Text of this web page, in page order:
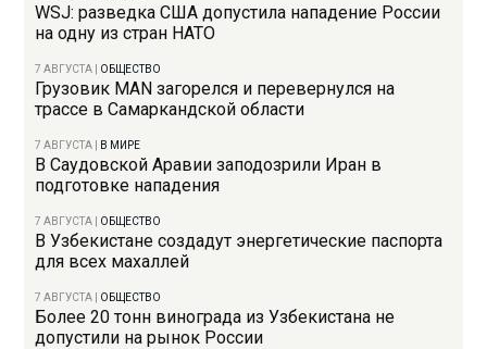
WSJ: разведка США допустила нападение России
на одну из стран НАТО
7 АВГУСТА ОБЩЕСТВО
Грузовик MAN загорелся и перевернулся на
трассе в Самаркандской области
7 АВГУСТА В МИРЕ
В Саудовской Аравии заподозрили Иран в
подготовке нападения
7 АВГУСТА ОБЩЕСТВО
В Узбекистане создадут энергетические паспорта
для всех махаллей
7 АВГУСТА ОБЩЕСТВО
Более 20 тонн винограда из Узбекистана не
допустили на рынок России